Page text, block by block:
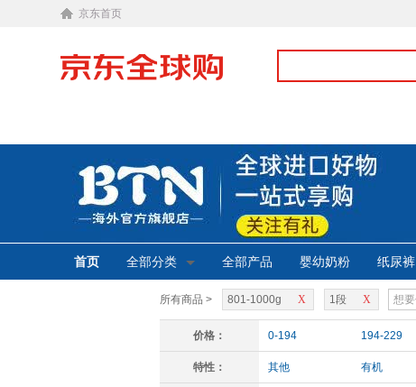
京东首页
首页 全部分类 全部产品 婴幼奶粉 纸尿裤
所有商品 > X
801-1000g X
1段
价格： 0-194 194-229
特性： 其他 有机